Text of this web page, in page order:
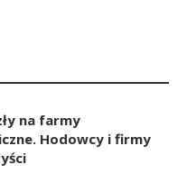
na farmy
Hodowcy i firmy